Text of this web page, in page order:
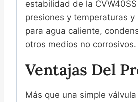
estabilidad de la
presiones y temperaturas
para agua caliente,
otros medios no corrosivos.
Ventajas Del
Más que una simple